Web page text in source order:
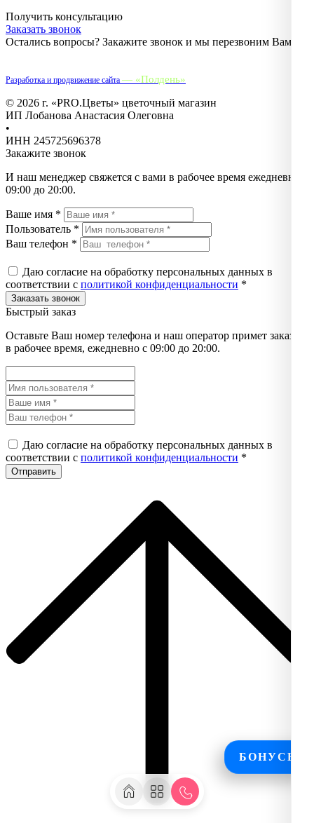
БОНУСЫ
Получить консультацию
Заказать звонок
Остались вопросы? Закажите звонок и мы перезвоним Вам.
Разработка и продвижение сайта — «Полдень»
© 2026 г. «PRO.Цветы» цветочный магазин
ИП Лобанова Анастасия Олеговна
•
ИНН 245725696378
Закажите звонок
И наш менеджер свяжется с вами в рабочее время ежедневно с
09:00 до 20:00.
Ваше имя *
Пользователь *
Ваш телефон *
Даю согласие на обработку персональных данных в
соответствии с политикой конфиденциальности *
Быстрый заказ
Оставьте Ваш номер телефона и наш оператор примет заказ
в рабочее время, ежедневно с 09:00 до 20:00.
Даю согласие на обработку персональных данных в
соответствии с политикой конфиденциальности *